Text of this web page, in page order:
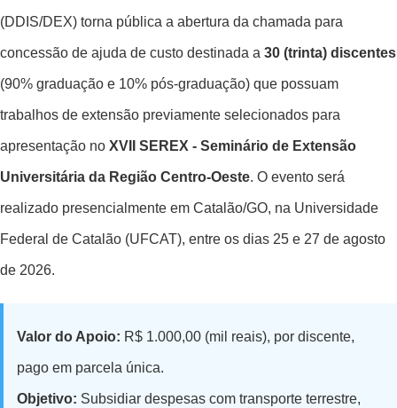
(DDIS/DEX) torna pública a abertura da chamada para
concessão de ajuda de custo destinada a 30 (trinta) discentes
(90% graduação e 10% pós-graduação) que possuam
trabalhos de extensão previamente selecionados para
apresentação no XVII SEREX - Seminário de Extensão
Universitária da Região Centro-Oeste. O evento será
realizado presencialmente em Catalão/GO, na Universidade
Federal de Catalão (UFCAT), entre os dias 25 e 27 de agosto
de 2026.
Valor do Apoio: R$ 1.000,00 (mil reais), por discente,
pago em parcela única.
Objetivo: Subsidiar despesas com transporte terrestre,